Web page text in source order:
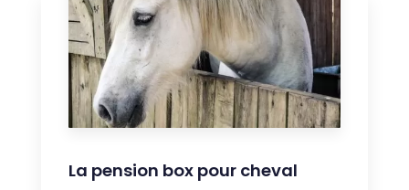
La pension box pour cheval